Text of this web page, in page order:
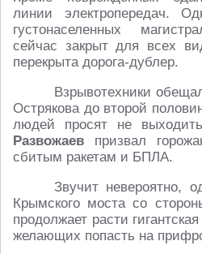
линии электропередач.
густонаселенных
сейчас закрыт для всех
перекрыта дорога-дублер.
Взрывотехники
Острякова до второй
людей просят не
Развожаев призвал
сбитым ракетам и БПЛА.
Звучит невероятно,
Крымского моста со
продолжает расти
желающих попасть на